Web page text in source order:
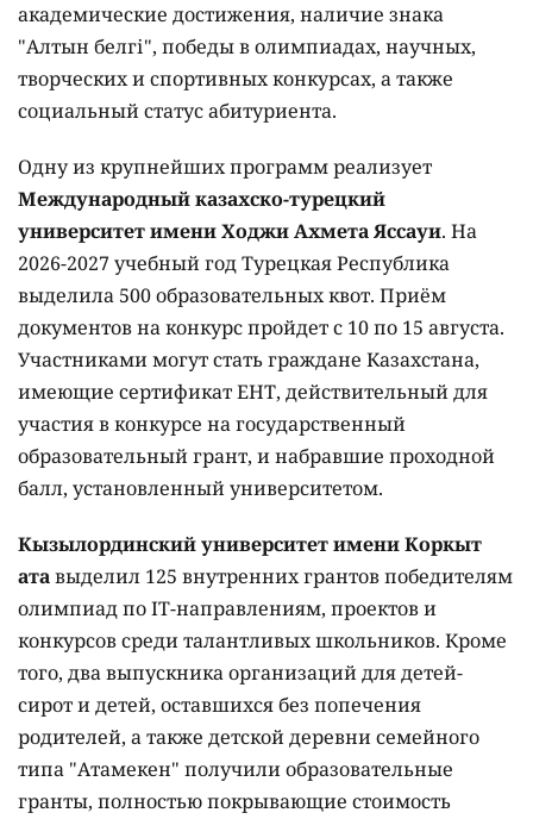
академические достижения, наличие знака
"Алтын белгі", победы в олимпиадах, научных,
творческих и спортивных конкурсах, а также
социальный статус абитуриента.
Одну из крупнейших программ реализует
Международный казахско-турецкий
университет имени Ходжи Ахмета Яссауи. На
2026-2027 учебный год Турецкая Республика
выделила 500 образовательных квот. Приём
документов на конкурс пройдет с 10 по 15 августа.
Участниками могут стать граждане Казахстана,
имеющие сертификат ЕНТ, действительный для
участия в конкурсе на государственный
образовательный грант, и набравшие проходной
балл, установленный университетом.
Кызылординский университет имени Коркыт
атавыделил 125 внутренних грантов победителям
олимпиад по IT-направлениям, проектов и
конкурсов среди талантливых школьников. Кроме
того, два выпускника организаций для детей-
сирот и детей, оставшихся без попечения
родителей, а также детской деревни семейного
типа "Атамекен" получили образовательные
гранты, полностью покрывающие стоимость